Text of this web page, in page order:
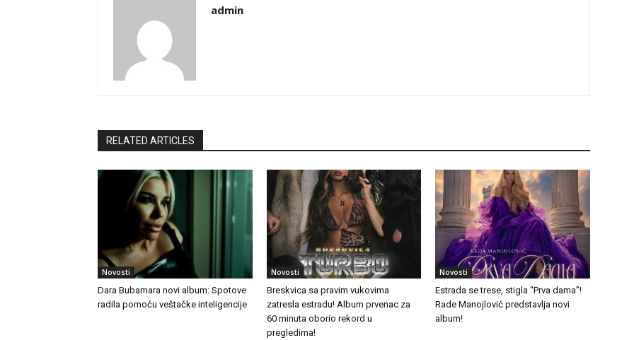
admin
RELATED ARTICLES
Novosti
Dara Bubamara novi album: Spotove
radila pomoću veštačke inteligencije
Novosti
Breskvica sa pravim vukovima
zatresla estradu! Album prvenac za
60 minuta oborio rekord u
pregledima!
Novosti
Estrada se trese, stigla “Prva dama”!
Rade Manojlović predstavlja novi
album!